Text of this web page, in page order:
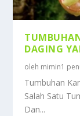
DAGING
oleh mimin1
Tumbuhan
Salah Satu
Dan...